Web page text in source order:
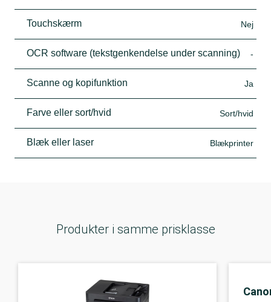
Touchskærm Nej
OCR software (tekstgenkendelse under scanning) -
Scanne og kopifunktion Ja
Farve eller sort/hvid Sort/hvid
Blæk eller laser Blækprinter
Produkter i samme prisklasse